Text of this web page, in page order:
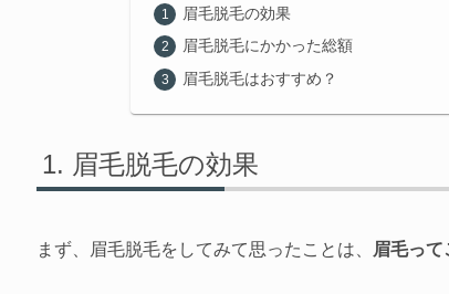
眉毛脱毛の効果
眉毛脱毛にかかった総額
眉毛脱毛はおすすめ？
眉毛脱毛の効果
まず、眉毛脱毛をしてみて思ったことは、 眉毛って